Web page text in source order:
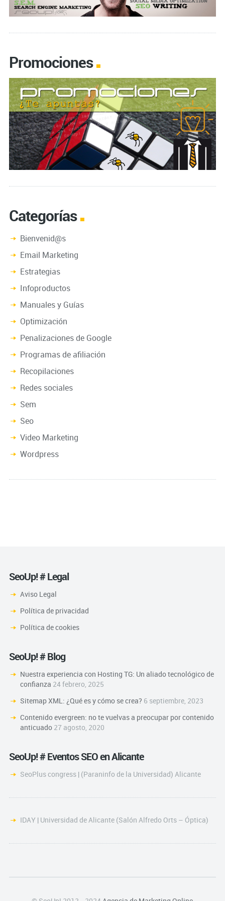
Promociones
Categorías
Bienvenid@s
Email Marketing
Estrategias
Infoproductos
Manuales y Guías
Optimización
Penalizaciones de Google
Programas de afiliación
Recopilaciones
Redes sociales
Sem
Seo
Video Marketing
Wordpress
SeoUp! # Legal
Aviso Legal
Política de privacidad
Política de cookies
SeoUp! # Blog
Nuestra experiencia con Hosting TG: Un aliado tecnológico de
confianza 24 febrero, 2025
Sitemap XML: ¿Qué es y cómo se crea? 6 septiembre, 2023
Contenido evergreen: no te vuelvas a preocupar por contenido
anticuado 27 agosto, 2020
SeoUp! # Eventos SEO en Alicante
SeoPlus congress | (Paraninfo de la Universidad) Alicante
IDAY | Universidad de Alicante (Salón Alfredo Orts – Óptica)